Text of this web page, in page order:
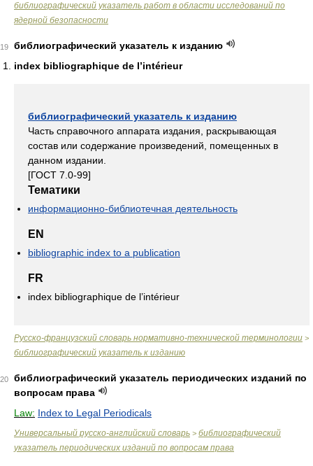
библиографический указатель работ в области исследований по
ядерной безопасности
19
библиографический указатель к изданию
index bibliographique de l’intérieur
библиографический указатель к изданию
Часть справочного аппарата издания, раскрывающая
состав или содержание произведений, помещенных в
данном издании.
[ГОСТ 7.0-99]
Тематики
информационно-библиотечная деятельность
EN
bibliographic index to a publication
FR
index bibliographique de l’intérieur
Русско-французский словарь нормативно-технической терминологии >
библиографический указатель к изданию
20
библиографический указатель периодических изданий по
вопросам права
Law: Index to Legal Periodicals
Универсальный русско-английский словарь > библиографический
указатель периодических изданий по вопросам права